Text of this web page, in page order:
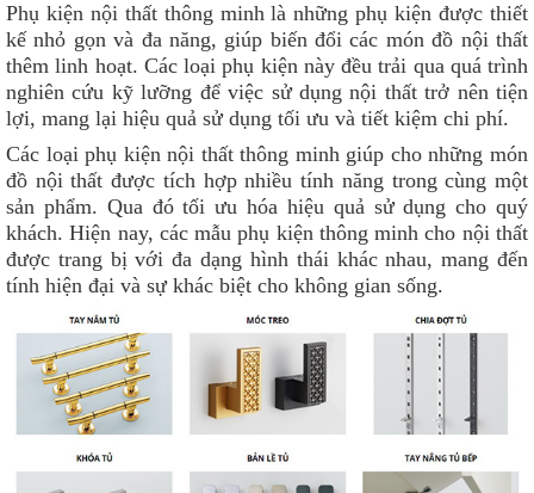
Phụ kiện nội thất thông minh là những phụ kiện được thiết
kế nhỏ gọn và đa năng, giúp biến đổi các món đồ nội thất
thêm linh hoạt. Các loại phụ kiện này đều trải qua quá trình
nghiên cứu kỹ lưỡng để việc sử dụng nội thất trở nên tiện
lợi, mang lại hiệu quả sử dụng tối ưu và tiết kiệm chi phí.
Các loại phụ kiện nội thất thông minh giúp cho những món
đồ nội thất được tích hợp nhiều tính năng trong cùng một
sản phẩm. Qua đó tối ưu hóa hiệu quả sử dụng cho quý
khách. Hiện nay, các mẫu phụ kiện thông minh cho nội thất
được trang bị với đa dạng hình thái khác nhau, mang đến
tính hiện đại và sự khác biệt cho không gian sống.